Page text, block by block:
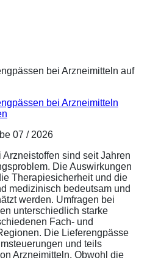
bei Arzneimitteln
07 / 2026
Arzneistoffen sind seit Jahren
Die Auswirkungen
Therapiesicherheit und die
medizinisch bedeutsam und
werden. Umfragen bei
unterschiedlich starke
Fach- und
Die Lieferengpässe
und teils
Arzneimitteln. Obwohl die